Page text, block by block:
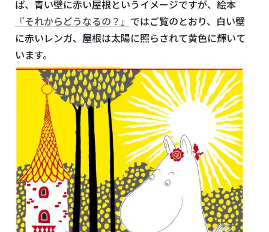
ば、青い壁に赤い屋根というイメージですが、絵本
『それからどうなるの？』 ではご覧のとおり、白い壁
に赤いレンガ、屋根は太陽に照らされて黄色に輝いて
います。